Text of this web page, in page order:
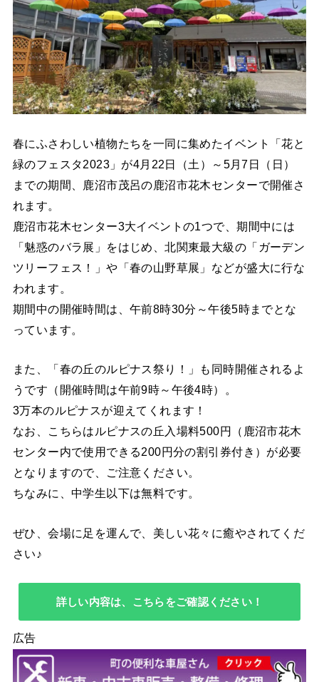
春にふさわしい植物たちを一同に集めたイベント「花と
緑のフェスタ2023」が4月22日（土）～5月7日（日）
までの期間、鹿沼市茂呂の鹿沼市花木センターで開催さ
れます。
鹿沼市花木センター3大イベントの1つで、期間中には
「魅惑のバラ展」をはじめ、北関東最大級の「ガーデン
ツリーフェス！」や「春の山野草展」などが盛大に行な
われます。
期間中の開催時間は、午前8時30分～午後5時までとな
っています。
また、「春の丘のルピナス祭り！」も同時開催されるよ
うです（開催時間は午前9時～午後4時）。
3万本のルピナスが迎えてくれます！
なお、こちらはルピナスの丘入場料500円（鹿沼市花木
センター内で使用できる200円分の割引券付き）が必要
となりますので、ご注意ください。
ちなみに、中学生以下は無料です。
ぜひ、会場に足を運んで、美しい花々に癒やされてくだ
さい♪
詳しい内容は、こちらをご確認ください！
広告